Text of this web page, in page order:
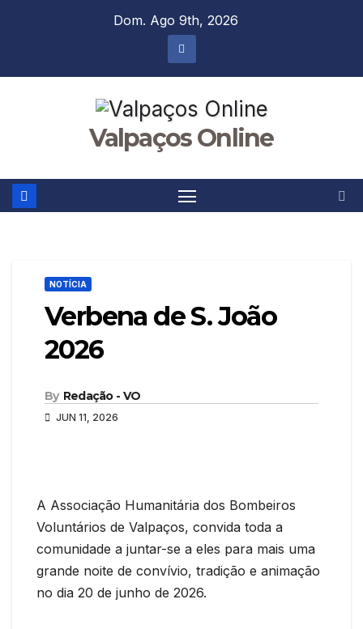
Dom. Ago 9th, 2026
Valpaços Online
NOTÍCIA
Verbena de S. João
2026
By Redação - VO
JUN 11, 2026
A Associação Humanitária dos Bombeiros
Voluntários de Valpaços, convida toda a
comunidade a juntar-se a eles para mais uma
grande noite de convívio, tradição e animação
no dia 20 de junho de 2026.